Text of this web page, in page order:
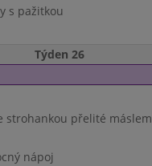
s pažitkou
Týden 26
strohankou přelité máslem
nápoj